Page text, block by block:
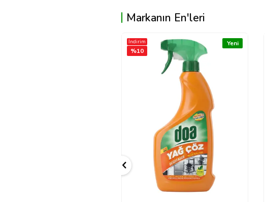
Markanın En'leri
İndirim
%10
Yeni